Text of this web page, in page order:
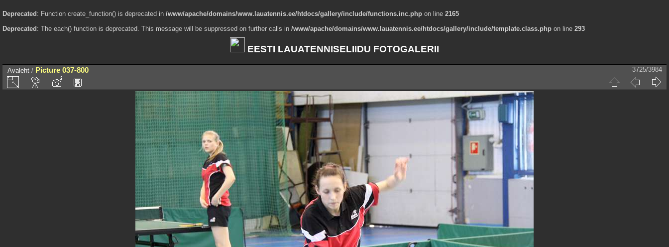
Deprecated : Function create_function() is deprecated in /www/apache/domains/www.lauatennis.ee/htdocs/gallery/include/functions.inc.php on line 2165
Deprecated : The each() function is deprecated. This message will be suppressed on further calls in /www/apache/domains/www.lauatennis.ee/htdocs/gallery/include/template.class.php on line 293
EESTI LAUATENNISELIIDU FOTOGALERII
Avaleht / Picture 037-800 3725/3984